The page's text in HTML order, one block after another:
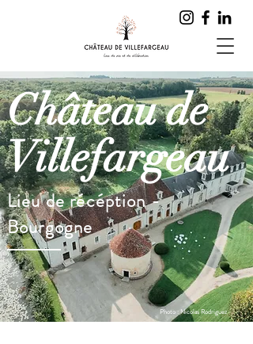
Château de
Villefargeau
Lieu de récéption -
Bourgogne
Photo : Nicolas Rodriguez